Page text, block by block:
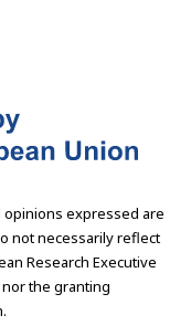
opinions expressed are
not necessarily reflect
Research Executive
nor the granting